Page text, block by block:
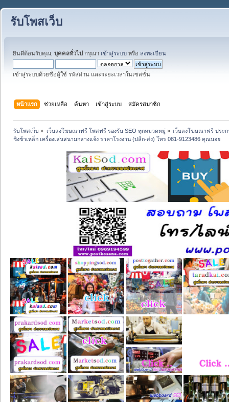
รับโพสเว็บ
ยินดีต้อนรับคุณ, บุคคลทั่วไป กรุณา เข้าสู่ระบบ หรือ ลงทะเบียน
เข้าสู่ระบบด้วยชื่อผู้ใช้ รหัสผ่าน และระยะเวลาในเซสชั่น
หน้าแรก ช่วยเหลือ ค้นหา เข้าสู่ระบบ สมัครสมาชิก
รับโพสเว็บ » เว็บลงโฆษณาฟรี โพสฟรี รองรับ SEO ทุกหมวดหมู่» เว็บลงโฆษณาฟรี ประ
ชิงช้าเหล็ก เครื่องเล่นสนามกลางแจ้ง ราคาโรงงาน (ปลีก-ส่ง) โทร 081-9123486 คุณบอย